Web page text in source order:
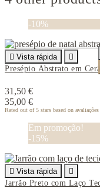
-10%
 Vista rápida

Presépio Abstrato em
31,50 €
35,00 €
Rated out of 5 stars based on avaliações
Em promoção!
-15%
 Vista rápida

Jarrão Preto com Laço